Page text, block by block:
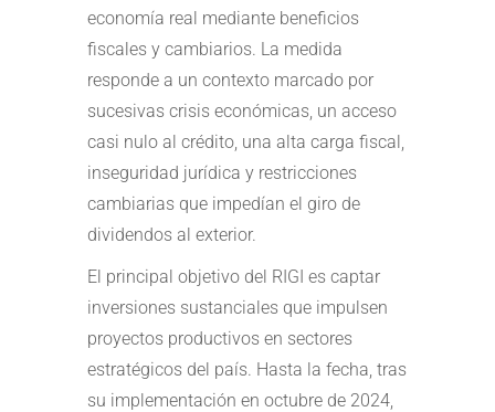
economía real mediante beneficios
fiscales y cambiarios. La medida
responde a un contexto marcado por
sucesivas crisis económicas, un acceso
casi nulo al crédito, una alta carga fiscal,
inseguridad jurídica y restricciones
cambiarias que impedían el giro de
dividendos al exterior.
El principal objetivo del RIGI es captar
inversiones sustanciales que impulsen
proyectos productivos en sectores
estratégicos del país. Hasta la fecha, tras
su implementación en octubre de 2024,